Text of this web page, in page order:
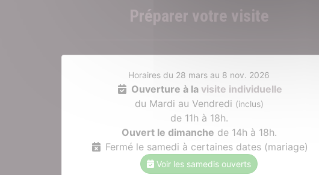
Préparer votre visite
Horaires du 28 mars au 8 nov. 2026
Ouverture à la visite individuelle
du Mardi au Vendredi (inclus)
de 11h à 18h.
Ouvert le dimanche de 14h à 18h.
Fermé le samedi à certaines dates (mariage)
Voir les samedis ouverts